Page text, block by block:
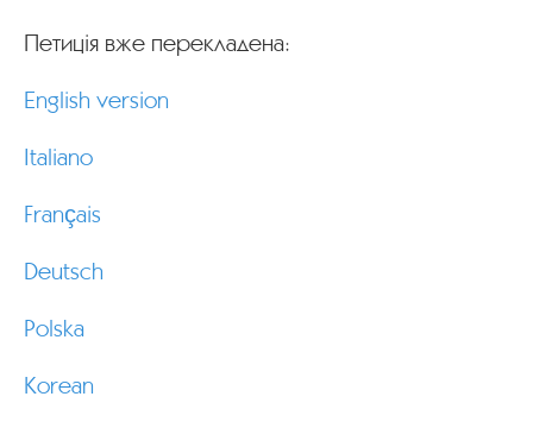
Петиція вже перекладена:
English version
Italiano
Français
Deutsch
Polska
Korean